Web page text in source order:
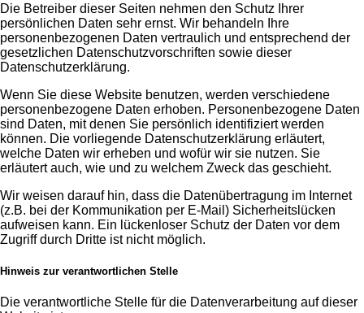
Die Betreiber dieser Seiten nehmen den Schutz Ihrer
persönlichen Daten sehr ernst. Wir behandeln Ihre
personenbezogenen Daten vertraulich und entsprechend der
gesetzlichen Datenschutzvorschriften sowie dieser
Datenschutzerklärung.
Wenn Sie diese Website benutzen, werden verschiedene
personenbezogene Daten erhoben. Personenbezogene Daten
sind Daten, mit denen Sie persönlich identifiziert werden
können. Die vorliegende Datenschutzerklärung erläutert,
welche Daten wir erheben und wofür wir sie nutzen. Sie
erläutert auch, wie und zu welchem Zweck das geschieht.
Wir weisen darauf hin, dass die Datenübertragung im Internet
(z.B. bei der Kommunikation per E-Mail) Sicherheitslücken
aufweisen kann. Ein lückenloser Schutz der Daten vor dem
Zugriff durch Dritte ist nicht möglich.
Hinweis zur verantwortlichen Stelle
Die verantwortliche Stelle für die Datenverarbeitung auf dieser